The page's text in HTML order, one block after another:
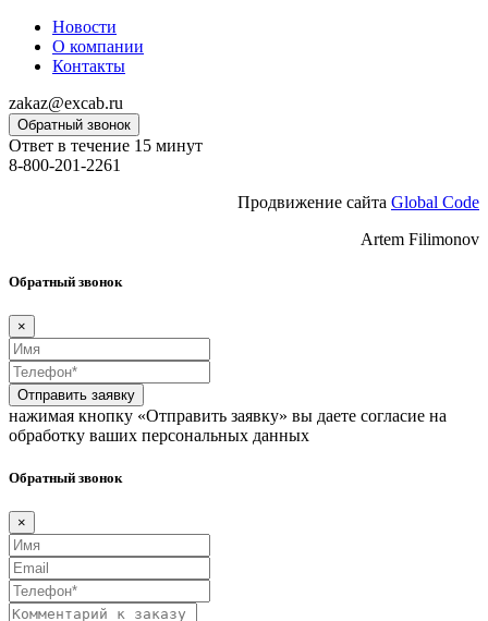
Новости
О компании
Контакты
zakaz@excab.ru
Обратный звонок
Ответ в течение 15 минут
8-800-201-2261
Продвижение сайта Global Code
Artem Filimonov
Обратный звонок
×
Отправить заявку
нажимая кнопку «Отправить заявку» вы даете согласие на
обработку ваших персональных данных
Обратный звонок
×